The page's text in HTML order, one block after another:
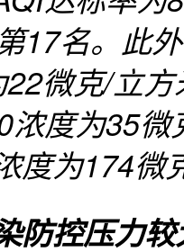
17名。此
微克/立
浓度为35
度为174微
防控压力较